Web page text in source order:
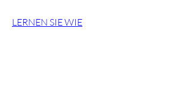
LERNEN SIE WIE